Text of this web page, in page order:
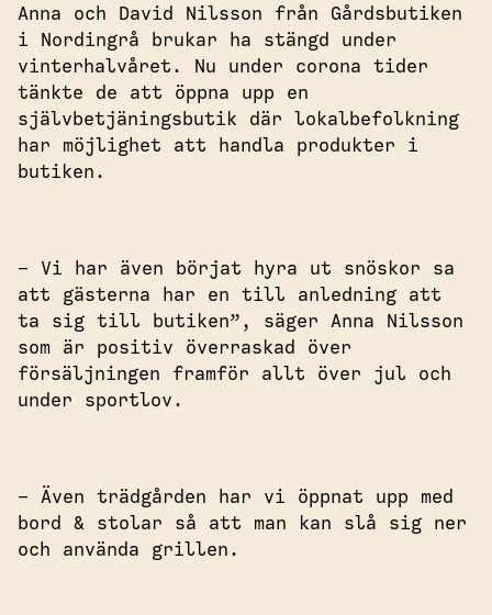
Anna och David Nilsson från Gårdsbutiken
i Nordingrå brukar ha stängd under
vinterhalvåret. Nu under corona tider
tänkte de att öppna upp en
självbetjäningsbutik där lokalbefolkning
har möjlighet att handla produkter i
butiken.
– Vi har även börjat hyra ut snöskor sa
att gästerna har en till anledning att
ta sig till butiken”, säger Anna Nilsson
som är positiv överraskad över
försäljningen framför allt över jul och
under sportlov.
– Även trädgården har vi öppnat upp med
bord & stolar så att man kan slå sig ner
och använda grillen.